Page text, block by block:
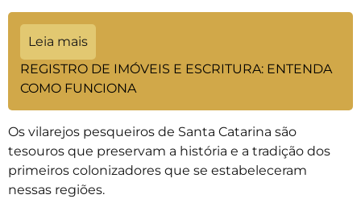
Leia mais
REGISTRO DE IMÓVEIS E ESCRITURA: ENTENDA
COMO FUNCIONA
Os vilarejos pesqueiros de Santa Catarina são
tesouros que preservam a história e a tradição dos
primeiros colonizadores que se estabeleceram
nessas regiões.